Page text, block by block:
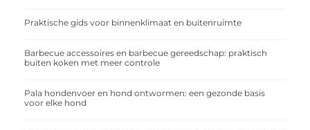
Praktische gids voor binnenklimaat en buitenruimte
Barbecue accessoires en barbecue gereedschap: praktisch
buiten koken met meer controle
Pala hondenvoer en hond ontwormen: een gezonde basis
voor elke hond